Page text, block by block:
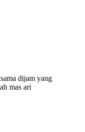
dijam yang
mas ari